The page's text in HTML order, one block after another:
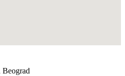
Beograd